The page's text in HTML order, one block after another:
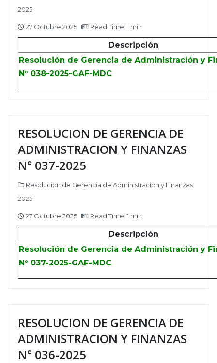
2025
27 Octubre 2025 Read Time: 1 min
Descripción
Resolución de Gerencia de Administración y
N° 038-2025-GAF-MDC
RESOLUCION DE GERENCIA DE
ADMINISTRACION Y FINANZAS
N° 037-2025
Resolucion de Gerencia de Administracion y Finanzas
2025
27 Octubre 2025 Read Time: 1 min
Descripción
Resolución de Gerencia de Administración y
N° 037-2025-GAF-MDC
RESOLUCION DE GERENCIA DE
ADMINISTRACION Y FINANZAS
N° 036-2025